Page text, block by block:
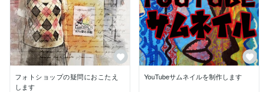
フォトショップの疑問におこたえ
します
YouTubeサムネイルを制作します